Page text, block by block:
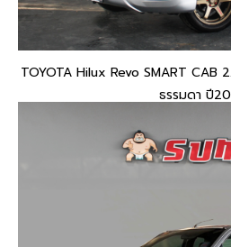
TOYOTA Hilux Revo SMART CAB
ธรรมดา ปี